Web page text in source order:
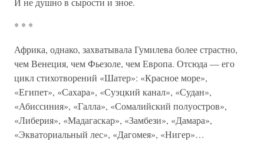
* * *
Африка, однако, захватывала Гумилева более страстно,
чем Венеция, чем Фьезоле, чем Европа. Отсюда — его
цикл стихотворений «Шатер»: «Красное море»,
«Египет», «Сахара», «Суэцкий канал», «Судан»,
«Абиссиния», «Галла», «Сомалийский полуостров»,
«Либерия», «Мадагаскар», «Замбези», «Дамара»,
«Экваториальный лес», «Дагомея», «Нигер»…